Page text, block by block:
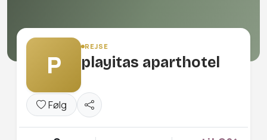
P
REJSE
playitas aparthotel
Følg